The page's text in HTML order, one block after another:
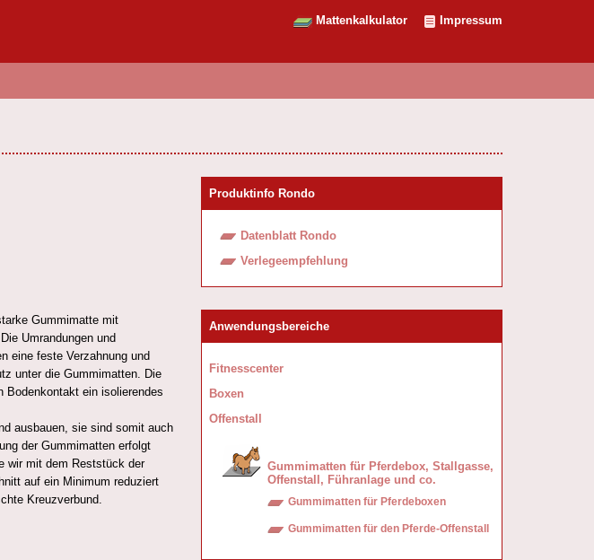
Mattenkalkulator Impressum
Gummimatte mit
Umrandungen und
eine feste Verzahnung und
unter die Gummimatten. Die
Bodenkontakt ein isolierendes
ausbauen, sie sind somit auch
der Gummimatten erfolgt
wir mit dem Reststück der
auf ein Minimum reduziert
Kreuzverbund.
Produktinfo Rondo
Datenblatt Rondo
Verlegeempfehlung
Anwendungsbereiche
Fitnesscenter
Boxen
Offenstall
Gummimatten für Pferdebox, Stallgasse,
Offenstall, Führanlage und co.
Gummimatten für Pferdeboxen
Gummimatten für den Pferde-Offenstall